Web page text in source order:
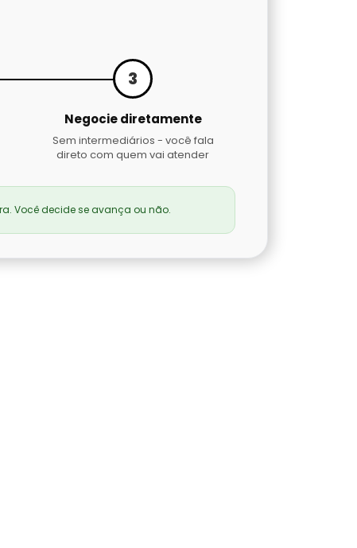
3
Negocie diretamente
Sem intermediários - você fala
direto com quem vai atender
Você decide se avança ou não.